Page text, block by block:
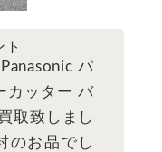
ト
パ
カッター バ
取致しまし
のお品でし